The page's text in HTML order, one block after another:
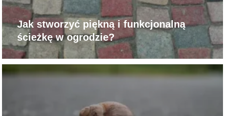
Jak stworzyć piękną i funkcjonalną
ścieżkę w ogrodzie?